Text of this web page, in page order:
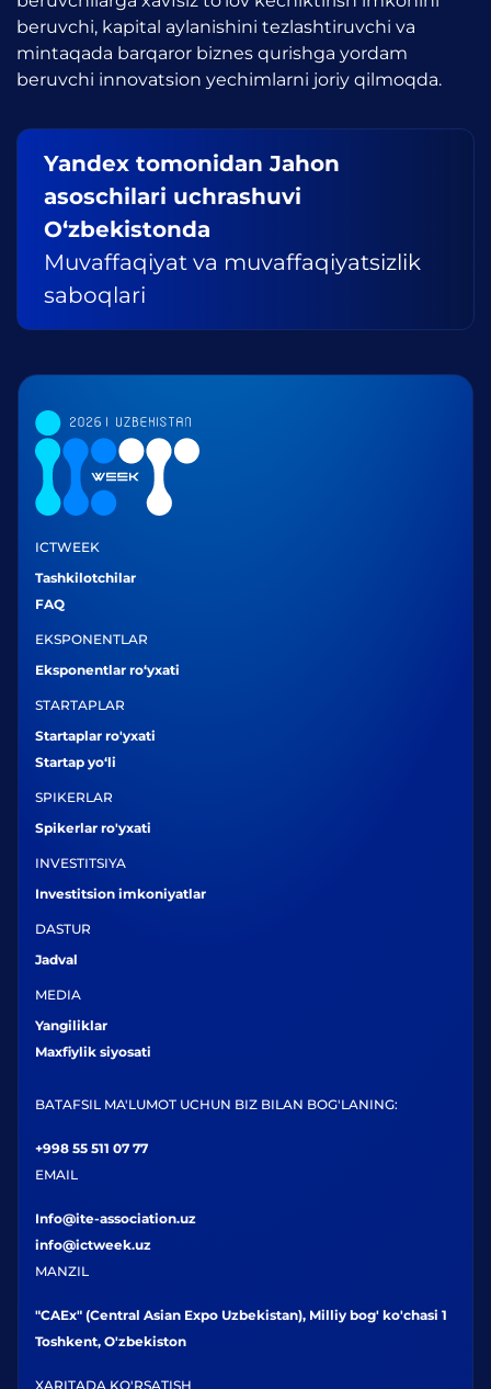
beruvchi, kapital aylanishini tezlashtiruvchi va
mintaqada barqaror biznes qurishga yordam
beruvchi innovatsion yechimlarni joriy qilmoqda.
Yandex tomonidan Jahon
asoschilari uchrashuvi
O‘zbekistonda
Muvaffaqiyat va muvaffaqiyatsizlik
saboqlari
ICTWEEK
Tashkilotchilar
FAQ
EKSPONENTLAR
Eksponentlar ro‘yxati
STARTAPLAR
Startaplar ro'yxati
Startap yo‘li
SPIKERLAR
Spikerlar ro'yxati
INVESTITSIYA
Investitsion imkoniyatlar
DASTUR
Jadval
MEDIA
Yangiliklar
Maxfiylik siyosati
BATAFSIL MA'LUMOT UCHUN BIZ BILAN BOG'LANING:
+998 55 511 07 77
EMAIL
Info@ite-association.uz
info@ictweek.uz
MANZIL
"CAEx" (Central Asian Expo Uzbekistan), Milliy bog' ko'chasi 1
Toshkent, O'zbekiston
XARITADA KO'RSATISH